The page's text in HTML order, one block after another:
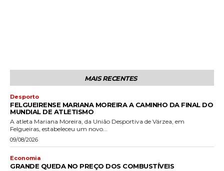
MAIS RECENTES
Desporto
FELGUEIRENSE MARIANA MOREIRA A CAMINHO DA FINAL DO
MUNDIAL DE ATLETISMO
A atleta Mariana Moreira, da União Desportiva de Várzea, em
Felgueiras, estabeleceu um novo...
09/08/2026
Economia
GRANDE QUEDA NO PREÇO DOS COMBUSTÍVEIS